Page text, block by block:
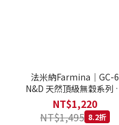
法米納Farmina｜GC-6
N&D 天然頂級無穀系列 室
內/結紮貓 雞肉石榴 1.5KG
NT$1,220
NT$1,495 8.2折